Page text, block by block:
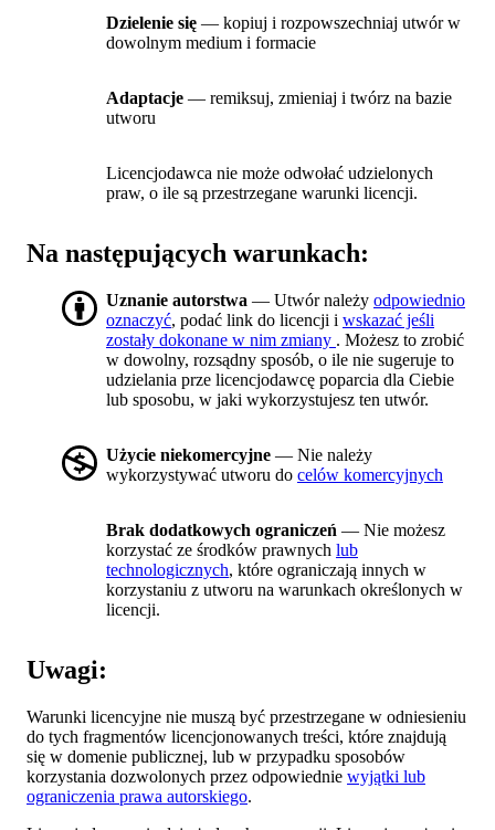
Dzielenie się — kopiuj i rozpowszechniaj utwór w
dowolnym medium i formacie
Adaptacje — remiksuj, zmieniaj i twórz na bazie
utworu
Licencjodawca nie może odwołać udzielonych
praw, o ile są przestrzegane warunki licencji.
Na następujących warunkach:
Uznanie autorstwa — Utwór należy odpowiednio
oznaczyć, podać link do licencji i wskazać jeśli
zostały dokonane w nim zmiany . Możesz to zrobić
w dowolny, rozsądny sposób, o ile nie sugeruje to
udzielania prze licencjodawcę poparcia dla Ciebie
lub sposobu, w jaki wykorzystujesz ten utwór.
Użycie niekomercyjne — Nie należy
wykorzystywać utworu do celów komercyjnych
Brak dodatkowych ograniczeń — Nie możesz
korzystać ze środków prawnych lub
technologicznych, które ograniczają innych w
korzystaniu z utworu na warunkach określonych w
licencji.
Uwagi:
Warunki licencyjne nie muszą być przestrzegane w odniesieniu
do tych fragmentów licencjonowanych treści, które znajdują
się w domenie publicznej, lub w przypadku sposobów
korzystania dozwolonych przez odpowiednie wyjątki lub
ograniczenia prawa autorskiego.